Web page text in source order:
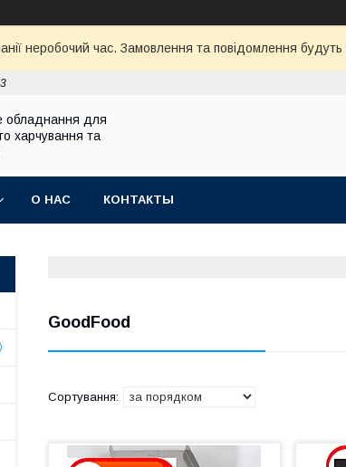
неробочий час. Замовлення та повідомлення
обладнання для
харчування та
О НАС КОНТАКТЫ
GoodFood